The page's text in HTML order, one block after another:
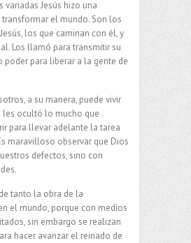
variadas Jesús hizo una
el mundo. Son los
los que caminan con él, y
Los llamó para transmitir su
poder para liberar a la gente de
a su manera, puede vivir
les ocultó lo mucho que
para llevar adelante la tarea
maravilloso observar que Dios
defectos, sino con
tanto la obra de la
el mundo, porque con medios
sin embargo se realizan
hacer avanzar el reinado de